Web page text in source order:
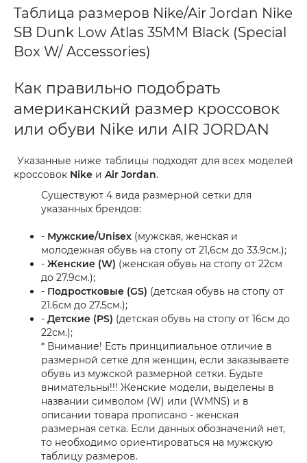
Таблица размеров Nike/Air Jordan Nike
SB Dunk Low Atlas 35MM Black (Special
Box W/ Accessories)
Как правильно подобрать
американский размер кроссовок
или обуви Nike или AIR JORDAN
Указанные ниже таблицы подходят для всех моделей
кроссовок Nike и Air Jordan.
Существуют 4 вида размерной сетки для
указанных брендов:
- Мужские/Unisex (мужская, женская и
молодежная обувь на стопу от 21,6см до 33.9см.);
- Женские (W) (женская обувь на стопу от 22см
до 27.9см.);
- Подростковые (GS) (детская обувь на стопу от
21.6см до 27.5см.);
- Детские (PS) (детская обувь на стопу от 16см до
22см.);
* Внимание! Есть принципиальное отличие в
размерной сетке для женщин, если заказываете
обувь из мужской размерной сетки. Будьте
внимательны!!! Женские модели, выделены в
названии символом (W) или (WMNS) и в
описании товара прописано - женская
размерная сетка. Если данных обозначений нет,
то необходимо ориентироваться на мужскую
таблицу размеров.